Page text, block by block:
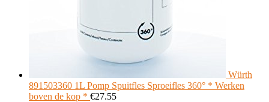
Würth
891503360 1L Pomp Spuitfles Sproeifles 360° * Werken
boven de kop * €27.55